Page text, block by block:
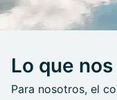
Lo que
Para nosotros, el